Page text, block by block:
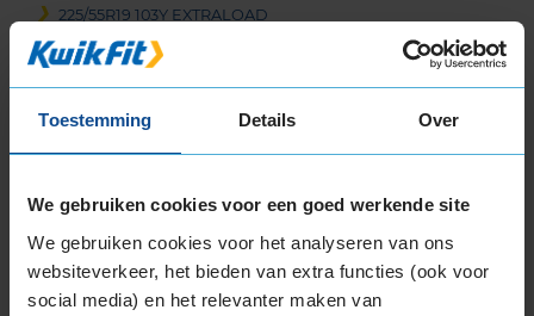
Toestemming Details Over
We gebruiken cookies voor een goed werkende site
We gebruiken cookies voor het analyseren van ons
websiteverkeer, het bieden van extra functies (ook voor
social media) en het relevanter maken van
225/55R19 103Y EXTRALOAD
225/55R19 103Y EXTRALOAD
235/40R19 96W EXTRALOAD
235/40R19 96W EXTRALOAD
235/45R19 95W